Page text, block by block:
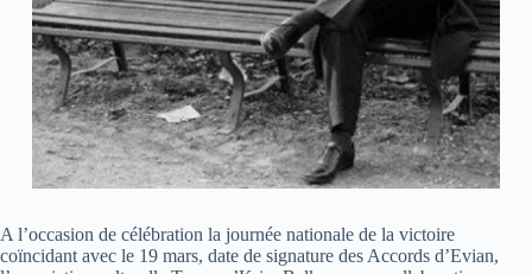
A l’occasion de célébration la journée nationale de la victoire
coïncidant avec le 19 mars, date de signature des Accords d’Evian,